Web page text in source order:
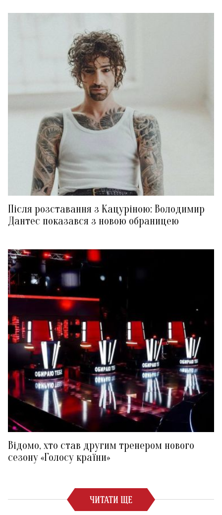
Після розставання з Кацуріною: Володимир
Дантес показався з новою обраницею
Відомо, хто став другим тренером нового
сезону «Голосу країни»
ЧИТАТИ ЩЕ